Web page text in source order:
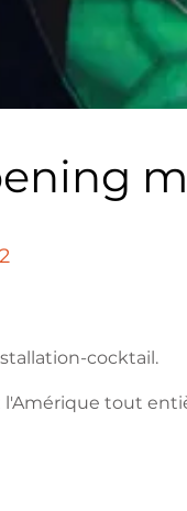
cocktail.
tout